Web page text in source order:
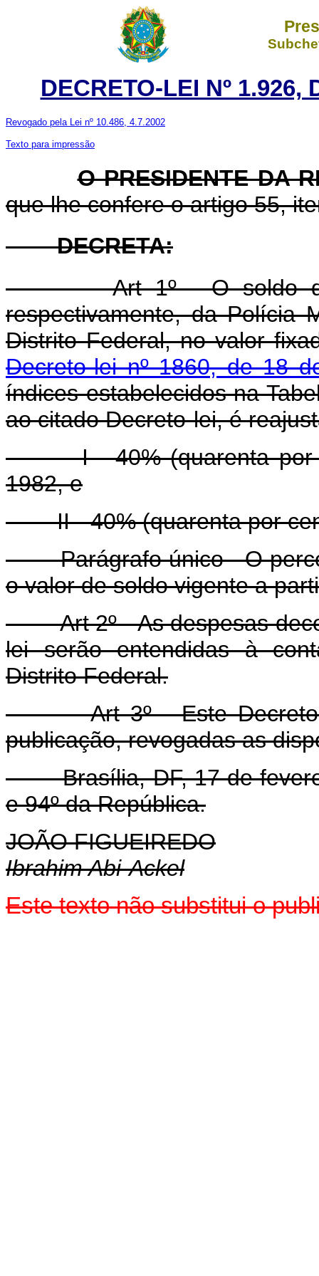
DECRETO-LEI Nº 1.926,
Revogado pela Lei nº 10.486, 4.7.2002
Texto para impressão
O PRESIDENTE DA
que lhe confere o artigo 55,
DECRETA:
Art 1º - O soldo dos
respectivamente, da Polícia
Distrito Federal, no valor
Decreto-lei nº 1860, de 18
índices estabelecidos na
ao citado Decreto-lei, é
I - 40% (quarenta por
1982, e
II - 40% (quarenta por
Parágrafo único - O
o valor de soldo vigente a
Art 2º - As despesas
lei serão entendidas à
Distrito Federal.
Art 3º - Este Decreto-
publicação, revogadas as
Brasília, DF, 17 de
e 94º da República.
JOÃO FIGUEIREDO
Ibrahim Abi-Ackel
Este texto não substitui o